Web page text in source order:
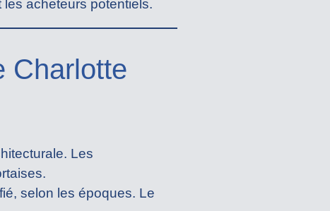
les acheteurs potentiels.
Charlotte
Les
selon les époques. Le